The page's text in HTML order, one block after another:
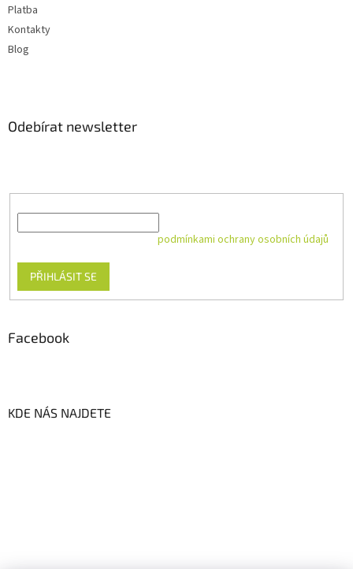
Platba
Kontakty
Blog
Odebírat newsletter
podmínkami ochrany osobních údajů
PŘIHLÁSIT SE
Facebook
KDE NÁS NAJDETE